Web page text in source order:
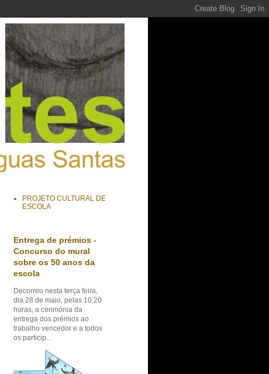
PROJETO CULTURAL DE
ESCOLA
Entrega de prémios -
Concurso do mural
sobre os 50 anos da
escola
Decorreu nesta terça feira,
dia 28 de maio, pelas 10:20
horas, a cerimónia da
entrega dos prémios ao
trabalho vencedor e a todos
os particip...